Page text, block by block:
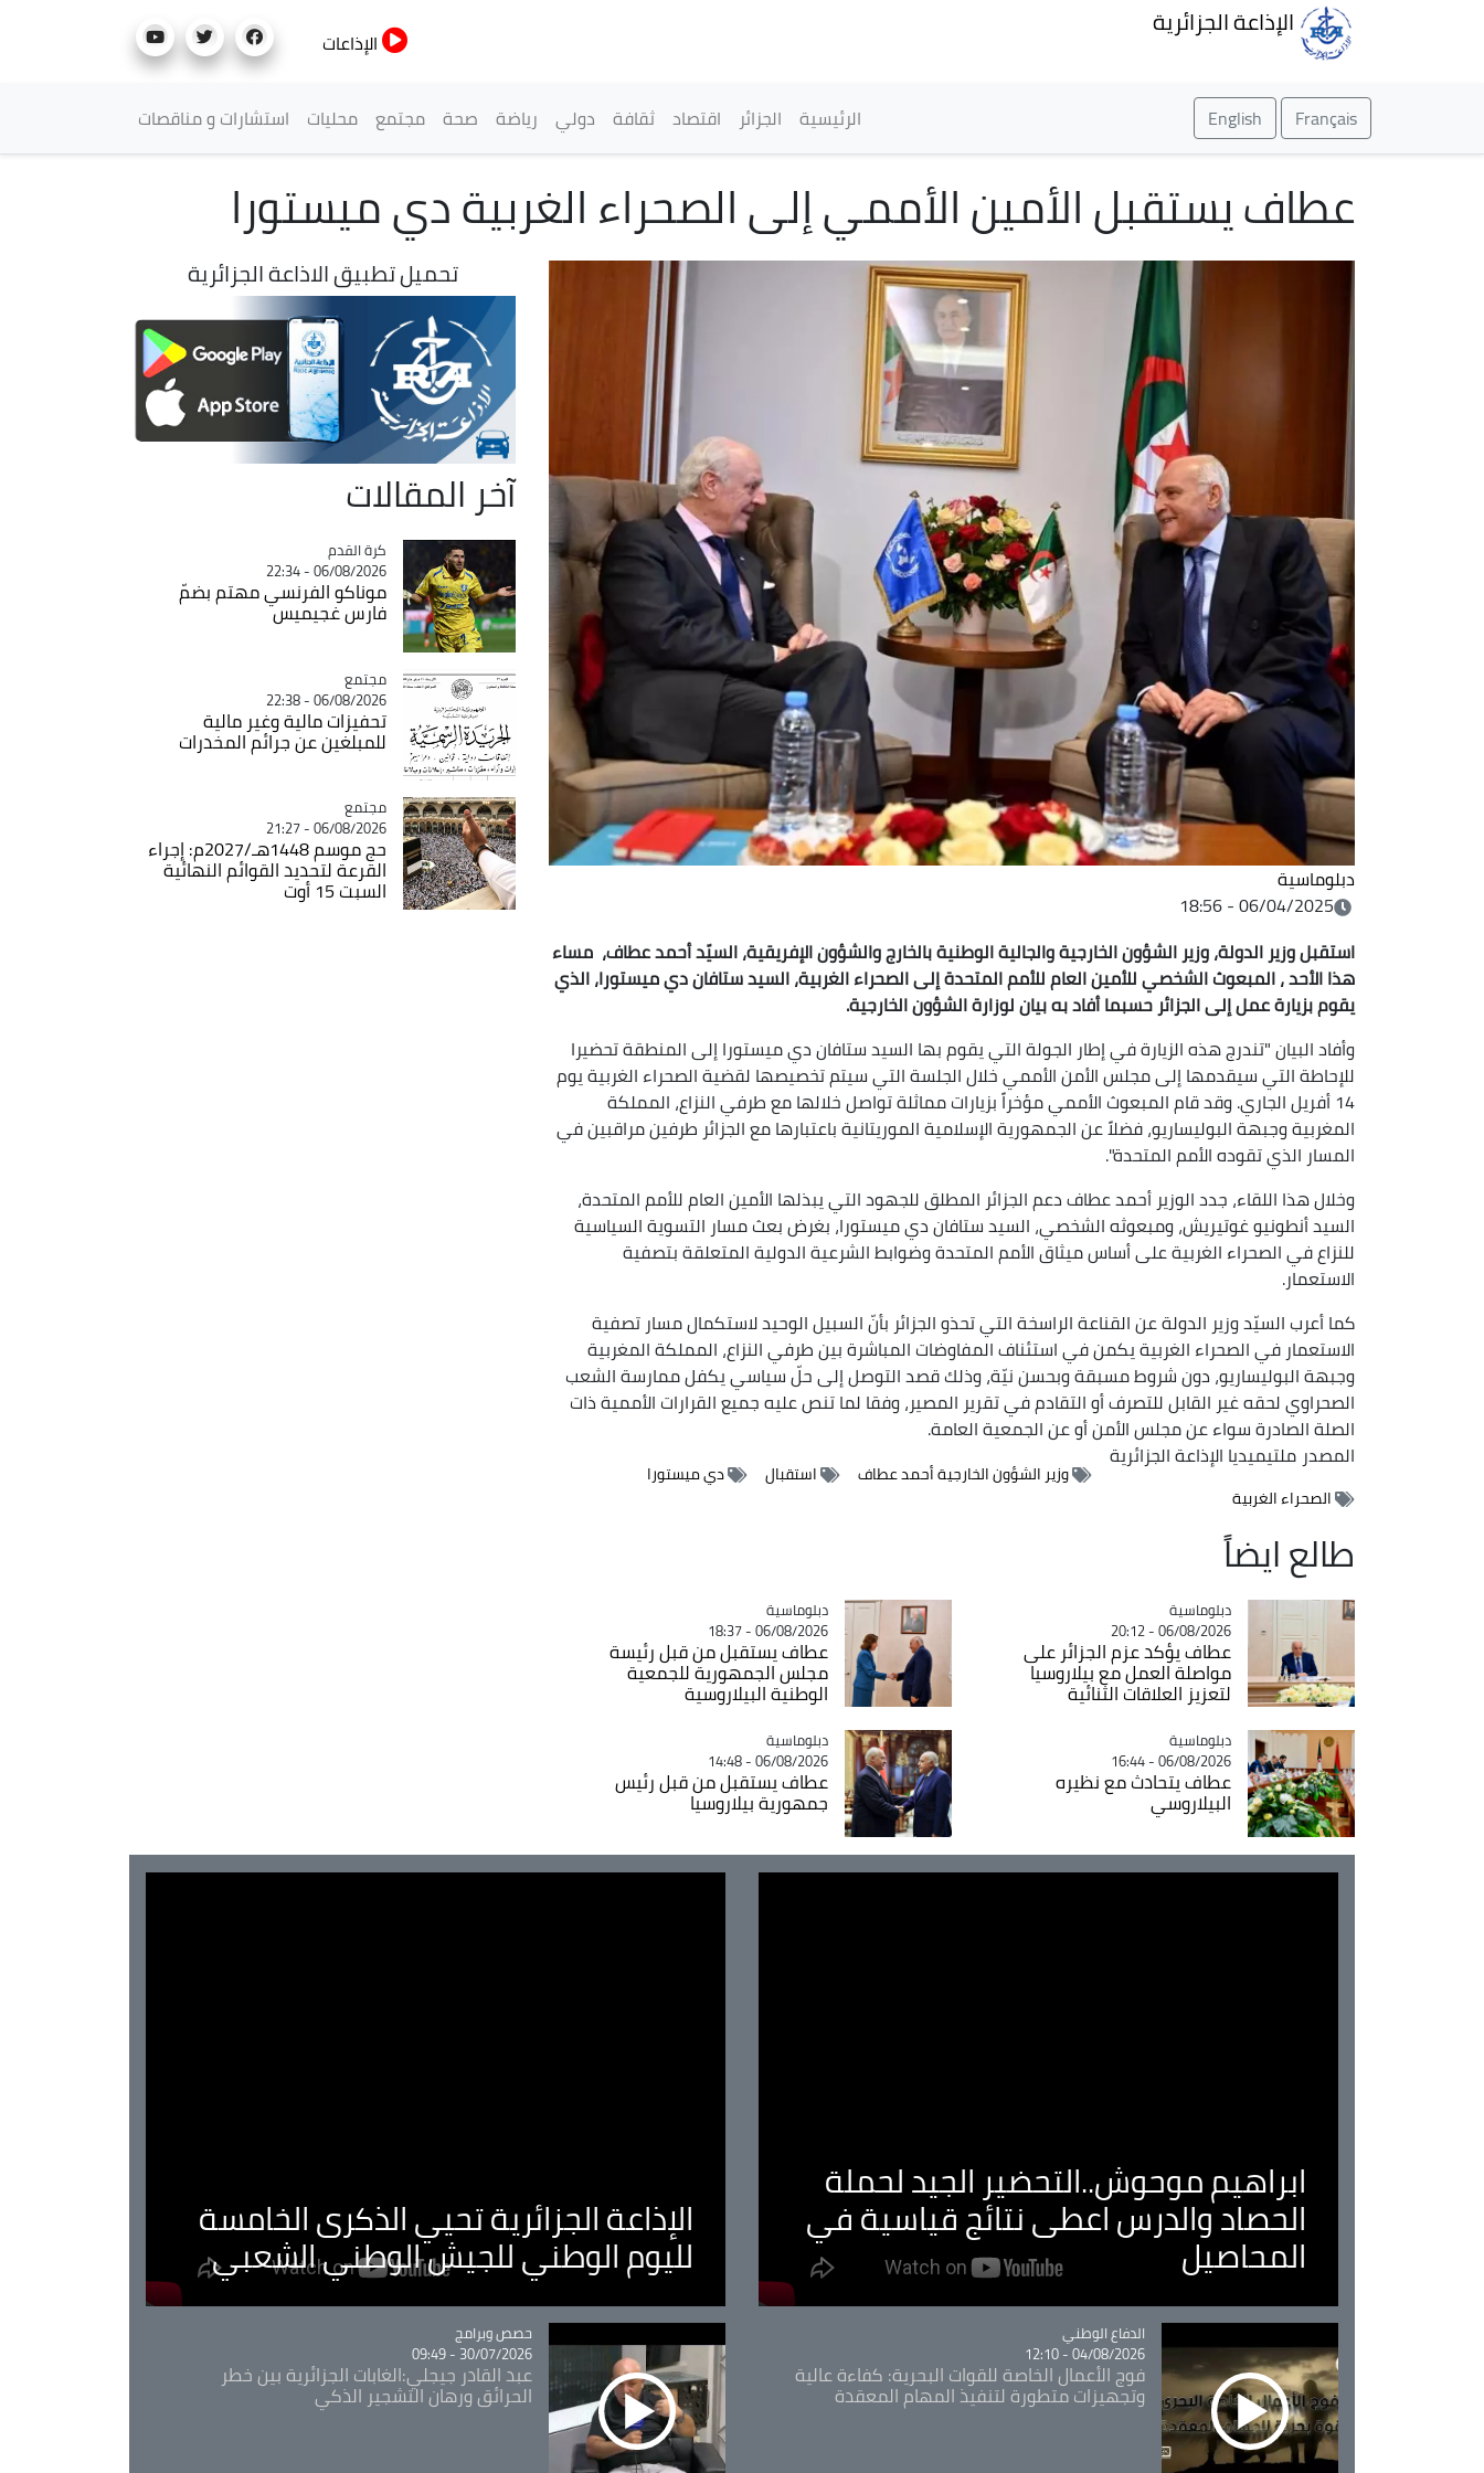
الإذاعة الجزائرية
الإذاعات
Français
English القائمة الرئيسية
الرئيسية الجزائر اقتصاد ثقافة دولي رياضة صحة مجتمع محليات استشارات و مناقصات
عطاف يستقبل الأمين الأممي إلى الصحراء الغربية دي ميستورا
دبلوماسية
06/04/2025 - 18:56
استقبل وزير الدولة، وزير الشؤون الخارجية والجالية الوطنية بالخارج والشؤون الإفريقية، السيّد أحمد عطاف، مساء
هذا الأحد ، المبعوث الشخصي للأمين العام للأمم المتحدة إلى الصحراء الغربية، السيد ستافان دي ميستورا، الذي
يقوم بزيارة عمل إلى الجزائر حسبما أفاد به بيان لوزارة الشؤون الخارجية.
وأفاد البيان "تندرج هذه الزيارة في إطار الجولة التي يقوم بها السيد ستافان دي ميستورا إلى المنطقة تحضيرا
للإحاطة التي سيقدمها إلى مجلس الأمن الأممي خلال الجلسة التي سيتم تخصيصها لقضية الصحراء الغربية يوم
14 أفريل الجاري. وقد قام المبعوث الأممي مؤخراً بزيارات مماثلة تواصل خلالها مع طرفي النزاع، المملكة
المغربية وجبهة البوليساريو، فضلاً عن الجمهورية الإسلامية الموريتانية باعتبارها مع الجزائر طرفين مراقبين في
المسار الذي تقوده الأمم المتحدة".
وخلال هذا اللقاء، جدد الوزير أحمد عطاف دعم الجزائر المطلق للجهود التي يبذلها الأمين العام للأمم المتحدة،
السيد أنطونيو غوتيريش، ومبعوثه الشخصي، السيد ستافان دي ميستورا، بغرض بعث مسار التسوية السياسية
للنزاع في الصحراء الغربية على أساس ميثاق الأمم المتحدة وضوابط الشرعية الدولية المتعلقة بتصفية
الاستعمار.
كما أعرب السيّد وزير الدولة عن القناعة الراسخة التي تحذو الجزائر بأنّ السبيل الوحيد لاستكمال مسار تصفية
الاستعمار في الصحراء الغربية يكمن في استئناف المفاوضات المباشرة بين طرفي النزاع، المملكة المغربية
وجبهة البوليساريو، دون شروط مسبقة وبحسن نيّة، وذلك قصد التوصل إلى حلّ سياسي يكفل ممارسة الشعب
الصحراوي لحقه غير القابل للتصرف أو التقادم في تقرير المصير، وفقا لما تنص عليه جميع القرارات الأممية ذات
الصلة الصادرة سواء عن مجلس الأمن أو عن الجمعية العامة.
المصدر ملتيميديا الإذاعة الجزائرية
وزير الشؤون الخارجية أحمد عطاف استقبال
دي ميستورا
الصحراء الغربية
طالع ايضاً
Catégorie
دبلوماسية
06/08/2026 - 20:12
عطاف يؤكد عزم الجزائر على
مواصلة العمل مع بيلاروسيا
لتعزيز العلاقات الثنائية
Catégorie
دبلوماسية
06/08/2026 - 18:37
عطاف يستقبل من قبل رئيسة
مجلس الجمهورية للجمعية
الوطنية البيلاروسية
Catégorie
دبلوماسية
06/08/2026 - 16:44
عطاف يتحادث مع نظيره
البيلاروسي
Catégorie
دبلوماسية
06/08/2026 - 14:48
عطاف يستقبل من قبل رئيس
جمهورية بيلاروسيا
تحميل تطبيق الاذاعة الجزائرية
آخر المقالات
Catégorie
كرة القدم
06/08/2026 - 22:34
موناكو الفرنسي مهتم بضمّ
فارس غجيميس
Catégorie
مجتمع
06/08/2026 - 22:38
تحفيزات مالية وغير مالية
للمبلغين عن جرائم المخدرات
Catégorie
مجتمع
06/08/2026 - 21:27
حج موسم 1448هـ/2027م: إجراء
القرعة لتحديد القوائم النهائية
السبت 15 أوت
ابراهيم موحوش..التحضير الجيد لحملة
الحصاد والدرس اعطى نتائج قياسية في
المحاصيل
الإذاعة الجزائرية تحيي الذكرى الخامسة
لليوم الوطني للجيش الوطني الشعبي
Catégorie
الدفاع الوطني
04/08/2026 - 12:10
فوج الأعمال الخاصة للقوات البحرية: كفاءة عالية
وتجهيزات متطورة لتنفيذ المهام المعقدة
Catégorie
حصص وبرامج
30/07/2026 - 09:49
عبد القادر جيجلي:الغابات الجزائرية بين خطر
الحرائق ورهان التشجير الذكي